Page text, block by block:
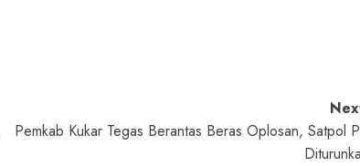
Pemkab Kukar Tegas Berantas Beras Oplosan, Satpol